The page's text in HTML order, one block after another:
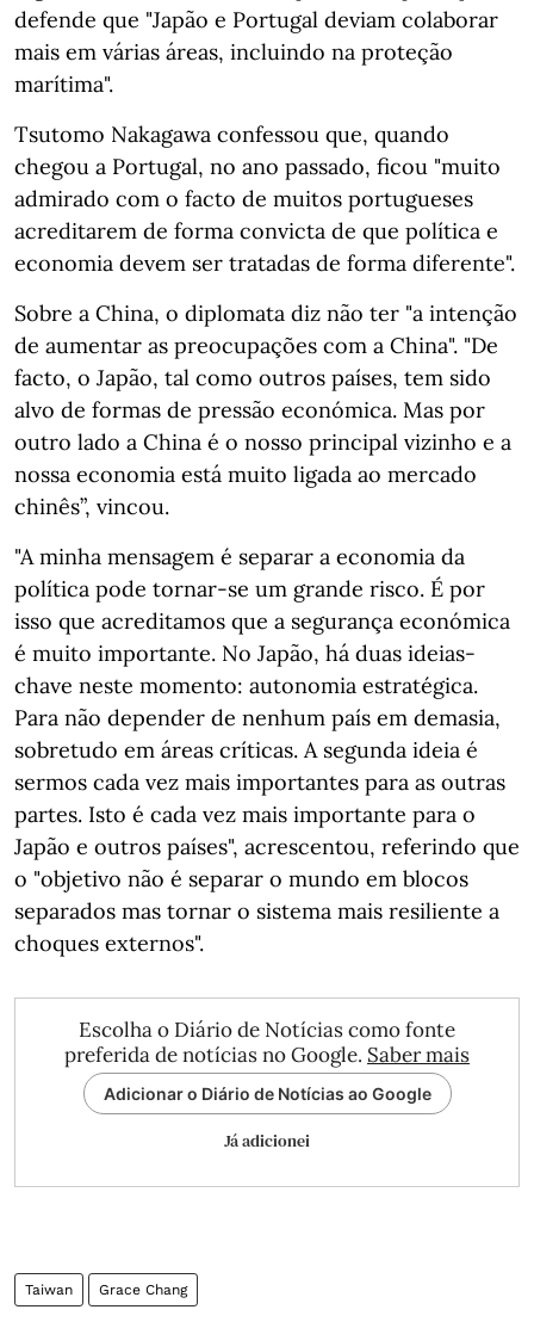
defende que "Japão e Portugal deviam colaborar
mais em várias áreas, incluindo na proteção
marítima".
Tsutomo Nakagawa confessou que, quando
chegou a Portugal, no ano passado, ficou "muito
admirado com o facto de muitos portugueses
acreditarem de forma convicta de que política e
economia devem ser tratadas de forma diferente".
Sobre a China, o diplomata diz não ter "a intenção
de aumentar as preocupações com a China". "De
facto, o Japão, tal como outros países, tem sido
alvo de formas de pressão económica. Mas por
outro lado a China é o nosso principal vizinho e a
nossa economia está muito ligada ao mercado
chinês”, vincou.
"A minha mensagem é separar a economia da
política pode tornar-se um grande risco. É por
isso que acreditamos que a segurança económica
é muito importante. No Japão, há duas ideias-
chave neste momento: autonomia estratégica.
Para não depender de nenhum país em demasia,
sobretudo em áreas críticas. A segunda ideia é
sermos cada vez mais importantes para as outras
partes. Isto é cada vez mais importante para o
Japão e outros países", acrescentou, referindo que
o "objetivo não é separar o mundo em blocos
separados mas tornar o sistema mais resiliente a
choques externos".
Escolha o Diário de Notícias como fonte
preferida de notícias no Google. Saber mais
Adicionar o Diário de Notícias ao Google
Já adicionei
Taiwan Grace Chang